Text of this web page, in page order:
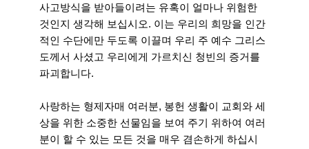
사고방식을 받아들이려는 유혹이 얼마나 위험한
것인지 생각해 보십시오. 이는 우리의 희망을 인간
적인 수단에만 두도록 이끌며 우리 주 예수 그리스
도께서 사셨고 우리에게 가르치신 청빈의 증거를
파괴합니다.
사랑하는 형제자매 여러분, 봉헌 생활이 교회와 세
상을 위한 소중한 선물임을 보여 주기 위하여 여러
분이 할 수 있는 모든 것을 매우 겸손하게 하십시